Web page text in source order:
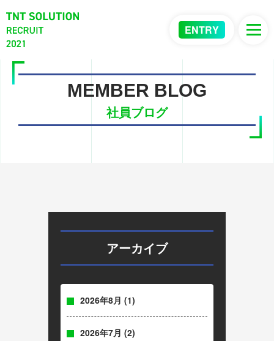
ENTRY
MEMBER BLOG
社員ブログ
アーカイブ
2026年8月 (1)
2026年7月 (2)